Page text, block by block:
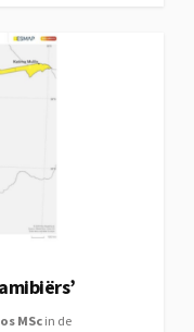
MSc in de